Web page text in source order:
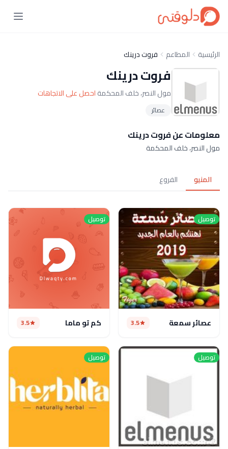
الرئيسية المطاعم فروت درينك
فروت درينك
مول النصر، خلف المحكمةاحصل على الاتجاهات
عصائر
معلومات عن فروت درينك
مول النصر، خلف المحكمة
المنيو الفروع
توصيل
عصائر سمعة 3.5
توصيل
كم تو ماما 3.5
توصيل توصيل